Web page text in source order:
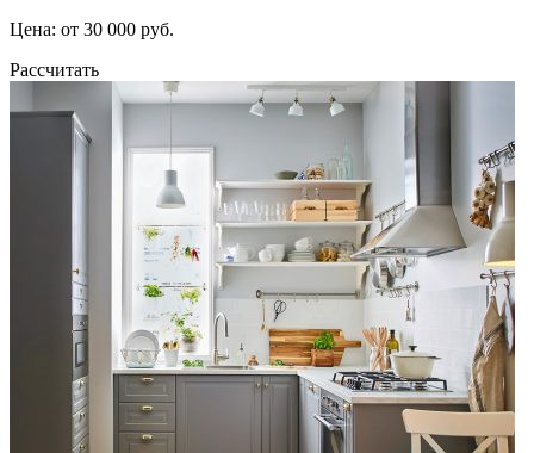
Цена: от 30 000 руб.
Рассчитать